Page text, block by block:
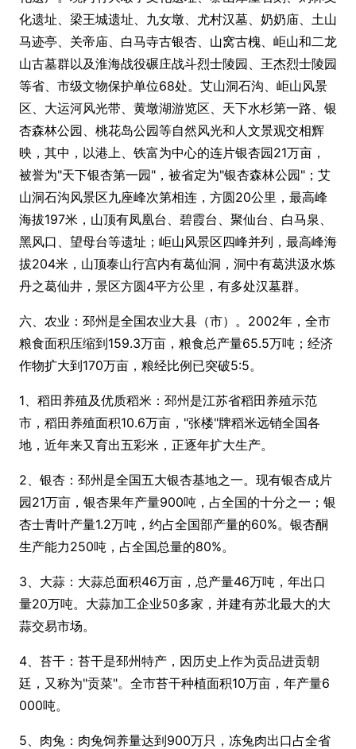
化遗址、梁王城遗址、九女墩、尤村汉墓、奶奶庙、土山
马迹亭、关帝庙、白马寺古银杏、山窝古槐、岠山和二龙
山古墓群以及淮海战役碾庄战斗烈士陵园、王杰烈士陵园
等省、市级文物保护单位68处。艾山洞石沟、岠山风景
区、大运河风光带、黄墩湖游览区、天下水杉第一路、银
杏森林公园、桃花岛公园等自然风光和人文景观交相辉
映，其中，以港上、铁富为中心的连片银杏园21万亩，
被誉为"天下银杏第一园"，被省定为"银杏森林公园"；艾
山洞石沟风景区九座峰次第相连，方圆20公里，最高峰
海拔197米，山顶有凤凰台、碧霞台、聚仙台、白马泉、
黑风口、望母台等遗址；岠山风景区四峰并列，最高峰海
拔204米，山顶泰山行宫内有葛仙洞，洞中有葛洪汲水炼
丹之葛仙井，景区方圆4平方公里，有多处汉墓群。
六、农业：邳州是全国农业大县（市）。2002年，全市
粮食面积压缩到159.3万亩，粮食总产量65.5万吨；经济
作物扩大到170万亩，粮经比例已突破5:5。
1、稻田养殖及优质稻米：邳州是江苏省稻田养殖示范
市，稻田养殖面积10.6万亩，"张楼"牌稻米远销全国各
地，近年来又育出五彩米，正逐年扩大生产。
2、银杏：邳州是全国五大银杏基地之一。现有银杏成片
园21万亩，银杏果年产量900吨，占全国的十分之一；银
杏士青叶产量1.2万吨，约占全国部产量的60%。银杏酮
生产能力250吨，占全国总量的80%。
3、大蒜：大蒜总面积46万亩，总产量46万吨，年出口
量20万吨。大蒜加工企业50多家，并建有苏北最大的大
蒜交易市场。
4、苔干：苔干是邳州特产，因历史上作为贡品进贡朝
廷，又称为"贡菜"。全市苔干种植面积10万亩，年产量6
000吨。
5、肉兔：肉兔饲养量达到900万只，冻兔肉出口占全省